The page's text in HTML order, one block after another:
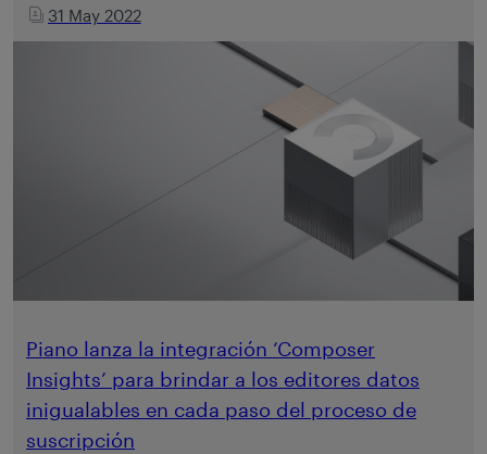
31 May 2022
Piano lanza la integración ‘Composer
Insights’ para brindar a los editores datos
inigualables en cada paso del proceso de
suscripción